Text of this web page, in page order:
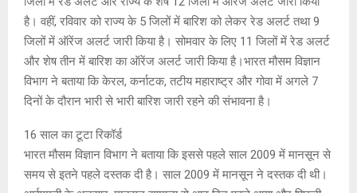
है। वहीं, रविवार को राज्य के 5 जिलों में बारिश को लेकर रेड अलर्ट तथा 9
जिलों में ऑरेंज अलर्ट जारी किया है। सोमवार के लिए 11 जिलों में रेड अलर्ट
और शेष तीन में बारिश का ऑरेंज अलर्ट जारी किया है।भारत मौसम विज्ञान
विभाग ने बताया कि केरल, कर्नाटक, तटीय महाराष्ट्र और गोवा में अगले 7
दिनों के दौरान भारी से भारी बारिश जारी रहने की संभावना है।
16 साल का टूटा रिकॉर्ड
भारत मौसम विज्ञान विभाग ने बताया कि इससे पहले साल 2009 में मानसून से
समय से इतने पहले दस्तक दी है। साल 2009 में मानसून ने दस्तक दी थी।